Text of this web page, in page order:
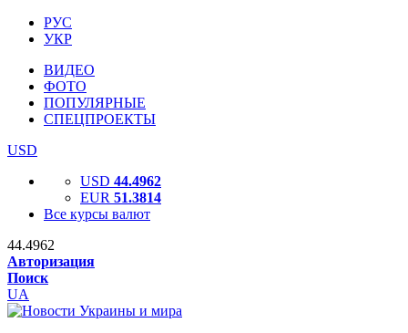
РУС
УКР
ВИДЕО
ФОТО
ПОПУЛЯРНЫЕ
СПЕЦПРОЕКТЫ
USD
USD 44.4962
EUR 51.3814
Все курсы валют
44.4962
Авторизация
Поиск
UA